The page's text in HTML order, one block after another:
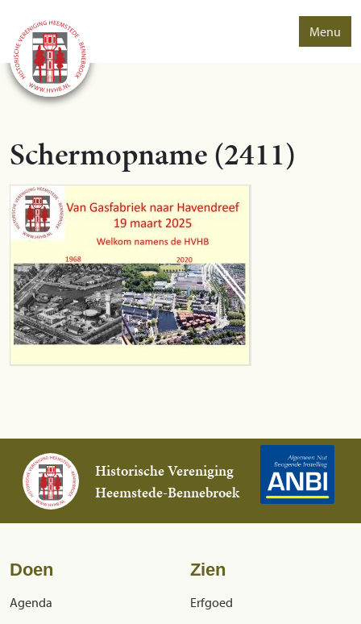
Menu
Schermopname (2411)
Historische Vereniging
Heemstede-Bennebroek
Doen
Agenda
Zien
Erfgoed